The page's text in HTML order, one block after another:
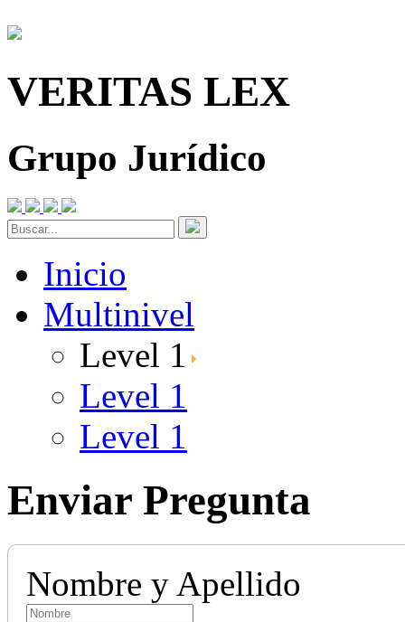
VERITAS LEX
Grupo Jurídico
Inicio
Multinivel
Level 1
Level 1
Level 1
Enviar Pregunta
Nombre y Apellido